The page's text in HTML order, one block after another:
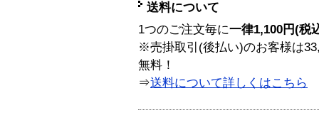
送料について
1つのご注文毎に一律1,100円(税
※売掛取引(後払い)のお客様は
無料！
⇒送料について詳しくはこちら